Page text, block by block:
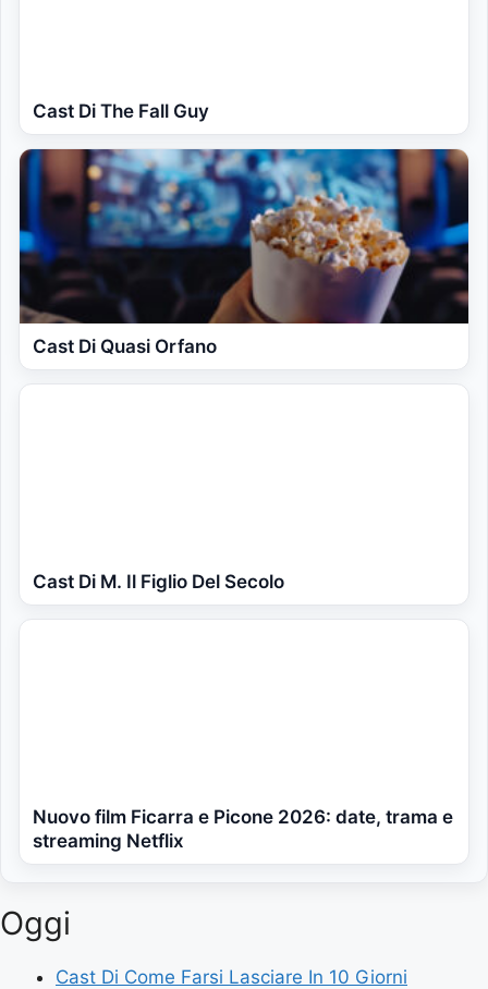
Cast Di The Fall Guy
Cast Di Quasi Orfano
Cast Di M. Il Figlio Del Secolo
Nuovo film Ficarra e Picone 2026: date, trama e
streaming Netflix
Oggi
Cast Di Come Farsi Lasciare In 10 Giorni